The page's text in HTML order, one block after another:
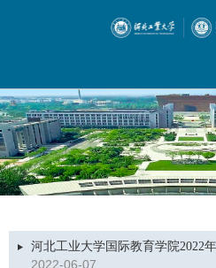
河北工业大学国际教育学院2022
2022-06-07